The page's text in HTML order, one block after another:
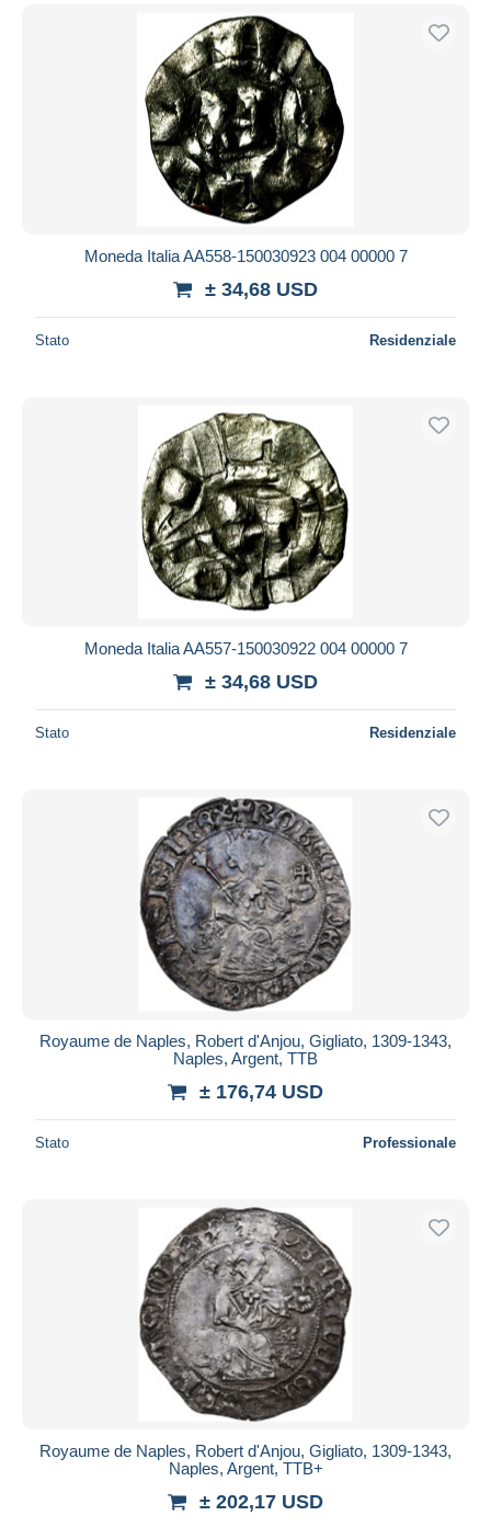
Moneda Italia AA558-150030923 004 00000 7
± 34,68 USD
Stato Residenziale
Moneda Italia AA557-150030922 004 00000 7
± 34,68 USD
Stato Residenziale
Royaume de Naples, Robert d'Anjou, Gigliato, 1309-1343,
Naples, Argent, TTB
± 176,74 USD
Stato Professionale
Royaume de Naples, Robert d'Anjou, Gigliato, 1309-1343,
Naples, Argent, TTB+
± 202,17 USD